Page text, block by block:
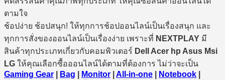
ตามใจ
ช้อปง่าย ช้อปสนุก! ให้ทุกการช้อปออนไลน์เป็นเรื่องสนุก และ
ทุกการสั่งของออนไลน์เป็นเรื่องง่าย เพราะที่ NEXTPLAY มี
สินค้าทุกประเภทเกี่ยวกับคอมพิวเตอร์ Dell Acer hp Asus Msi
LG ให้คุณเลือกซื้อออนไลน์ได้ตามที่ต้องการ ไม่ว่าจะเป็น
Gaming Gear
Bag Monitor All-in-one Notebook